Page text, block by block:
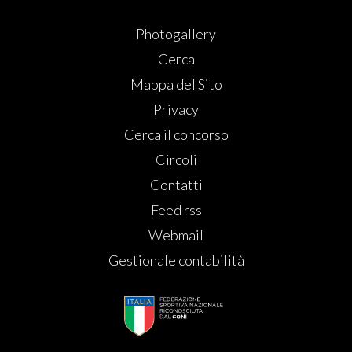
Photogallery
Cerca
Mappa del Sito
Privacy
Cerca il concorso
Circoli
Contatti
Feed rss
Webmail
Gestionale contabilità